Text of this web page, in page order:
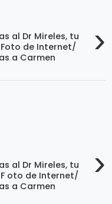
›
al Dr Mireles, tu
de Internet/
a Carmen
›
al Dr Mireles, tu
oto de Internet/
a Carmen